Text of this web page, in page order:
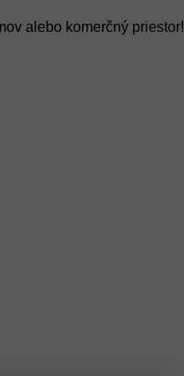
alebo komerčný priestor!